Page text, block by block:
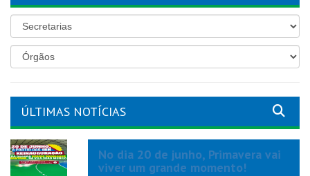
ÚLTIMAS NOTÍCIAS
No dia 20 de junho, Primavera vai
viver um grande momento!